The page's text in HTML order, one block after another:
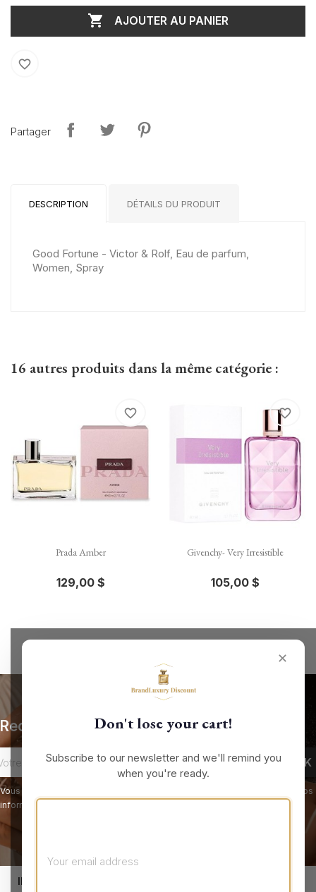
 AJOUTER AU PANIER
favorite_border
Partager
DESCRIPTION DÉTAILS DU PRODUIT
Good Fortune - Victor & Rolf, Eau de parfum,
Women, Spray
16 autres produits dans la même catégorie :
Prada Amber
129,00 $
favorite_border
Givenchy- Very Irresistible
105,00 $
favorite_border
✕
Don't lose your cart!
Subscribe to our newsletter and we'll remind you
when you're ready.
Recevez nos offres spéciales
Vous pouvez vous désinscrire à tout moment. Vous trouverez pour cela nos
informations de contact dans les conditions d'utilisation du site.
INFORMATIONS